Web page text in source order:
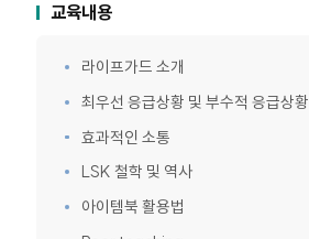
교육내용
라이프가드 소개
최우선 응급상황 및 부수적 응급상황
효과적인 소통
LSK 철학 및 역사
아이템북 활용법